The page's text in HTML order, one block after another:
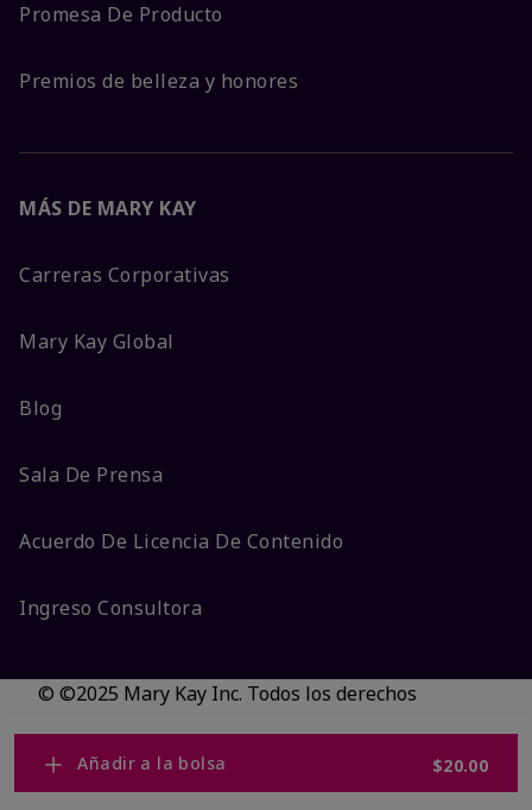
Añadir a la bolsa $20.00
Promesa De Producto
Premios de belleza y honores
MÁS DE MARY KAY
Carreras Corporativas
Mary Kay Global
Blog
Sala De Prensa
Acuerdo De Licencia De Contenido
Ingreso Consultora
© ©2025 Mary Kay Inc. Todos los derechos
Código DSA/Queja al Código
Privacidad
Transparencia en CAAccesibilidadCambiar país